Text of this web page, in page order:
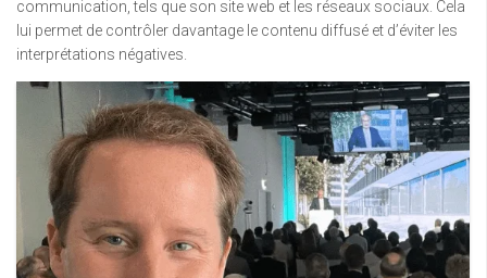
communication, tels que son site web et les réseaux sociaux. Cela
lui permet de contrôler davantage le contenu diffusé et d’éviter les
interprétations négatives.